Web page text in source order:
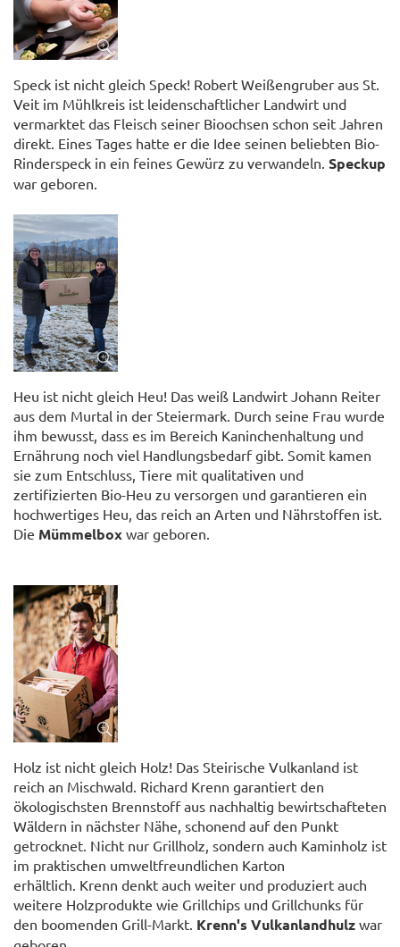
Speck ist nicht gleich Speck! Robert Weißengruber aus St.
Veit im Mühlkreis ist leidenschaftlicher Landwirt und
vermarktet das Fleisch seiner Bioochsen schon seit Jahren
direkt. Eines Tages hatte er die Idee seinen beliebten Bio-
Rinderspeck in ein feines Gewürz zu verwandeln. Speckup
war geboren.
Heu ist nicht gleich Heu! Das weiß Landwirt Johann Reiter
aus dem Murtal in der Steiermark. Durch seine Frau wurde
ihm bewusst, dass es im Bereich Kaninchenhaltung und
Ernährung noch viel Handlungsbedarf gibt. Somit kamen
sie zum Entschluss, Tiere mit qualitativen und
zertifizierten Bio-Heu zu versorgen und garantieren ein
hochwertiges Heu, das reich an Arten und Nährstoffen ist.
Die Mümmelbox war geboren.
Holz ist nicht gleich Holz! Das Steirische Vulkanland ist
reich an Mischwald. Richard Krenn garantiert den
ökologischsten Brennstoff aus nachhaltig bewirtschafteten
Wäldern in nächster Nähe, schonend auf den Punkt
getrocknet. Nicht nur Grillholz, sondern auch Kaminholz ist
im praktischen umweltfreundlichen Karton
erhältlich. Krenn denkt auch weiter und produziert auch
weitere Holzprodukte wie Grillchips und Grillchunks für
den boomenden Grill-Markt. Krenn's Vulkanlandhulz war